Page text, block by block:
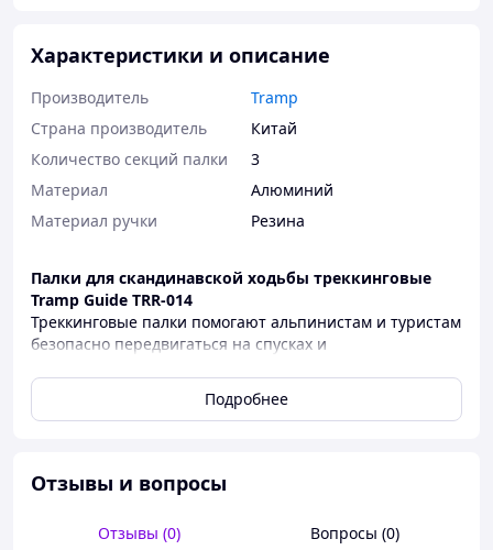
Характеристики и описание
Производитель
Tramp
Страна производитель
Китай
Количество секций палки
3
Материал
Алюминий
Материал ручки
Резина
Палки для скандинавской ходьбы треккинговые
Tramp Guide TRR-014
Треккинговые палки помогают альпинистам и туристам
безопасно передвигаться на спусках и
ходьбе с тяжелым рюкзаком, амортизируют удары. И,
конечно, незаменимы для занятия набирающей
пересеченной местности, экономят силы при
переноске тяжелого рюкзака, уменьшают нагрузку на
Подробнее
Отзывы и вопросы
Отзывы (0) Вопросы (0)